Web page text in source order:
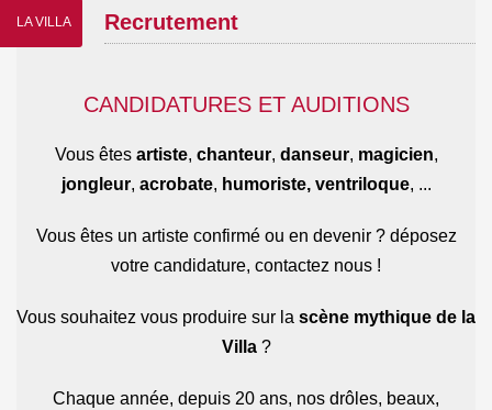
LA VILLA Recrutement
CANDIDATURES ET AUDITIONS
Vous êtesartiste, chanteur, danseur, magicien,
jongleur, acrobate, humoriste, ventriloque, ...
Vous êtes un artiste confirmé ou en devenir ? déposez
votre candidature, contactez nous !
Vous souhaitez vous produire sur la scène mythique de la
Villa?
Chaque année, depuis 20 ans, nos drôles, beaux,